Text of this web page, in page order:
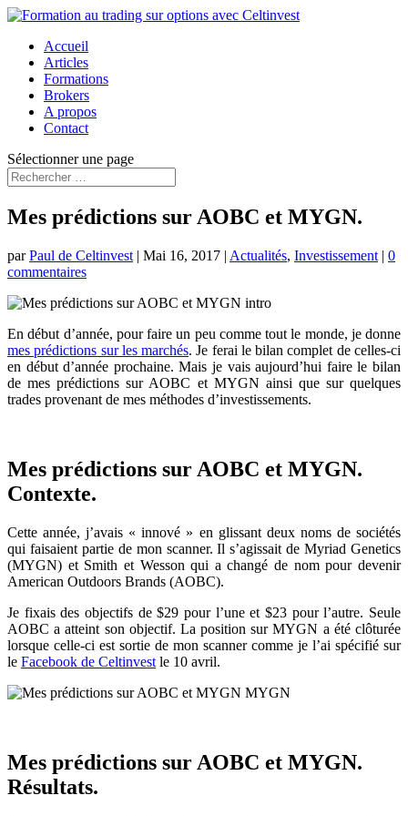
Accueil
Articles
Formations
Brokers
A propos
Contact
Sélectionner une page
Mes prédictions sur AOBC et MYGN.
parPaul de Celtinvest | Mai 16, 2017 | Actualités, Investissement | 0
commentaires
En début d’année, pour faire un peu comme tout le monde, je donne
mes prédictions sur les marchés. Je ferai le bilan complet de celles-ci
en début d’année prochaine. Mais je vais aujourd’hui faire le bilan
de mes prédictions sur AOBC et MYGN ainsi que sur quelques
trades provenant de mes méthodes d’investissements.
Mes prédictions sur AOBC et MYGN.
Contexte.
Cette année, j’avais « innové » en glissant deux noms de sociétés
qui faisaient partie de mon scanner. Il s’agissait de Myriad Genetics
(MYGN) et Smith et Wesson qui a changé de nom pour devenir
American Outdoors Brands (AOBC).
Je fixais des objectifs de $29 pour l’une et $23 pour l’autre. Seule
AOBC a atteint son objectif. La position sur MYGN a été clôturée
lorsque celle-ci est sortie de mon scanner comme je l’ai spécifié sur
le Facebook de Celtinvest le 10 avril.
Mes prédictions sur AOBC et MYGN.
Résultats.